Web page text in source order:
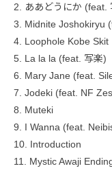
2. ああどうにか (feat.
3. Midnite Joshokiryu
4. Loophole Kobe Skit
5. La la la (feat. 写楽)
6. Mary Jane (feat.
7. Jodeki (feat. NF
8. Muteki
9. I Wanna (feat.
10. Introduction
11. Mystic Awaji